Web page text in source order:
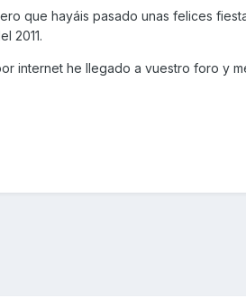
que hayáis pasado unas felices
2011.
internet he llegado a vuestro foro y